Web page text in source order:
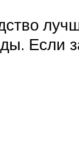
Если